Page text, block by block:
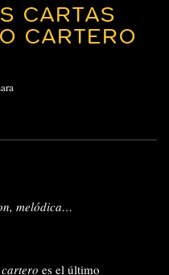
CARTAS
CARTERO
melódica…
es el último